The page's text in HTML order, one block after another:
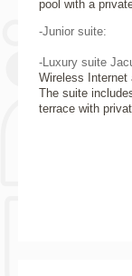
pool with a
-Junior suite:
-Luxury suite
Wireless
The suite
terrace with